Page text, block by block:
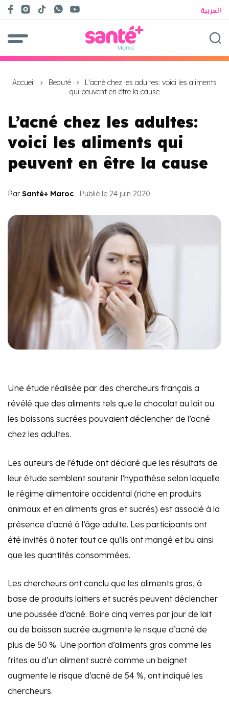
العربية
Accueil Beauté
L'acné chez les adultes: voici les aliments
qui peuvent en être la cause
L’acné chez les adultes:
voici les aliments qui
peuvent en être la cause
Par Santé+ Maroc Publié le 24 juin 2020
Une étude réalisée par des chercheurs français a
révélé que des aliments tels que le chocolat au lait ou
les boissons sucrées pouvaient déclencher de l’acné
chez les adultes.
Les auteurs de l’étude ont déclaré que les résultats de
leur étude semblent soutenir l’hypothèse selon laquelle
le régime alimentaire occidental (riche en produits
animaux et en aliments gras et sucrés) est associé à la
présence d’acné à l’âge adulte. Les participants ont
été invités à noter tout ce qu’ils ont mangé et bu ainsi
que les quantités consommées.
Les chercheurs ont conclu que les aliments gras, à
base de produits laitiers et sucrés peuvent déclencher
une poussée d’acné. Boire cinq verres par jour de lait
ou de boisson sucrée augmente le risque d’acné de
plus de 50 %. Une portion d’aliments gras comme les
frites ou d’un aliment sucré comme un beignet
augmente le risque d’acné de 54 %, ont indiqué les
chercheurs.